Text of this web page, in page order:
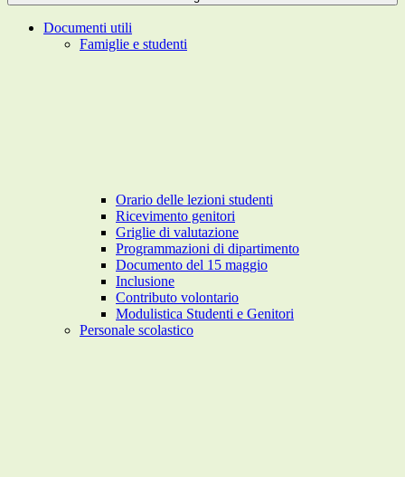
Documenti utili
Famiglie e studenti
Orario delle lezioni studenti
Ricevimento genitori
Griglie di valutazione
Programmazioni di dipartimento
Documento del 15 maggio
Inclusione
Contributo volontario
Modulistica Studenti e Genitori
Personale scolastico